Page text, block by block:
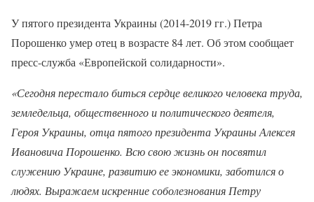
У пятого президента Украины (2014-2019 гг.) Петра
Порошенко умер отец в возрасте 84 лет. Об этом сообщает
пресс-служба «Европейской солидарности».
«Сегодня перестало биться сердце великого человека труда,
земледельца, общественного и политического деятеля,
Героя Украины, отца пятого президента Украины Алексея
Ивановича Порошенко. Всю свою жизнь он посвятил
служению Украине, развитию ее экономики, заботился о
людях. Выражаем искренние соболезнования Петру